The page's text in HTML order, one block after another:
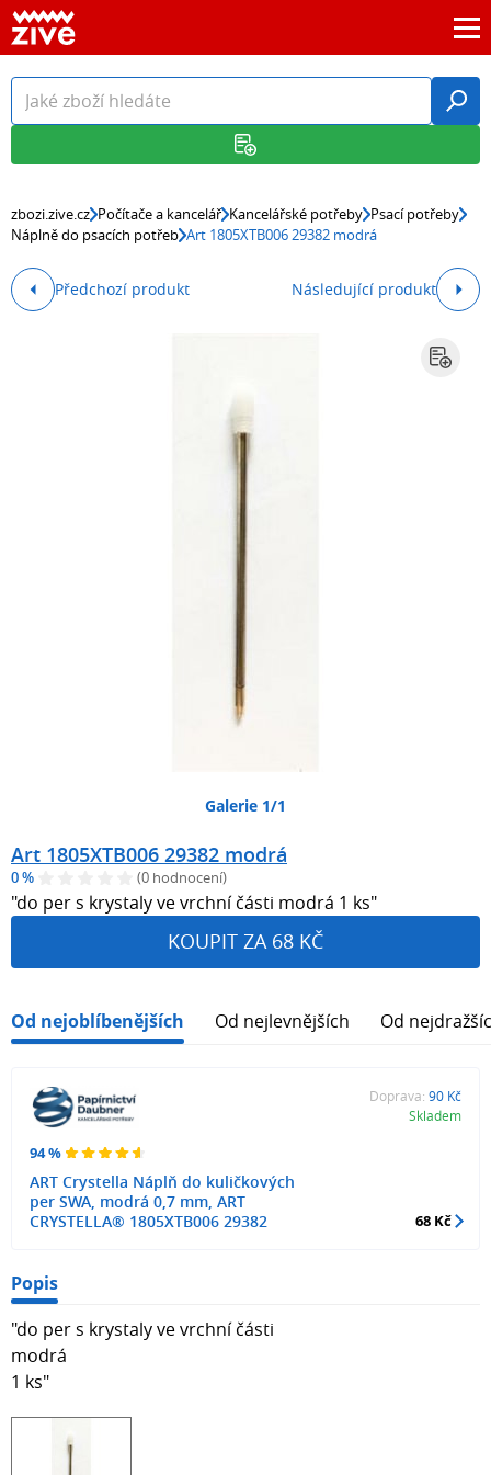
zbozi.zive.cz Počítače a kancelář Kancelářské potřeby Psací potřeby
Náplně do psacích potřeb Art 1805XTB006 29382 modrá
Předchozí produkt Následující produkt
Galerie 1/1
Art 1805XTB006 29382 modrá
0 % (0 hodnocení)
"do per s krystaly ve vrchní části modrá 1 ks"
KOUPIT ZA 68 KČ
Od nejoblíbenějších Od nejlevnějších Od
94 %
ART Crystella Náplň do kuličkových
per SWA, modrá 0,7 mm, ART
CRYSTELLA® 1805XTB006 29382
Doprava: 90 Kč
Skladem
68 Kč
Popis
"do per s krystaly ve vrchní části
modrá
1 ks"